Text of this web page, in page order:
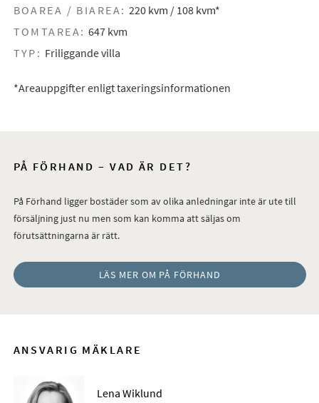
BOAREA / BIAREA: 220 kvm / 108 kvm*
TOMTAREA: 647 kvm
TYP: Friliggande villa
*Areauppgifter enligt taxeringsinformationen
PÅ FÖRHAND – VAD ÄR DET?
På Förhand ligger bostäder som av olika anledningar inte är ute till
försäljning just nu men som kan komma att säljas om
förutsättningarna är rätt.
LÄS MER OM PÅ FÖRHAND
ANSVARIG MÄKLARE
Lena Wiklund